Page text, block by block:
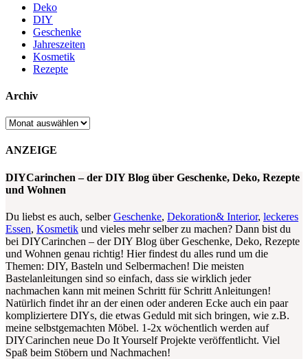
Deko
DIY
Geschenke
Jahreszeiten
Kosmetik
Rezepte
Archiv
Archiv
ANZEIGE
DIYCarinchen – der DIY Blog über Geschenke, Deko, Rezepte
und Wohnen
Du liebst es auch, selberGeschenke, Dekoration& Interior, leckeres
Essen, Kosmetik und vieles mehr selber zu machen? Dann bist du
bei DIYCarinchen – der DIY Blog über Geschenke, Deko, Rezepte
und Wohnen genau richtig! Hier findest du alles rund um die
Themen: DIY, Basteln und Selbermachen! Die meisten
Bastelanleitungen sind so einfach, dass sie wirklich jeder
nachmachen kann mit meinen Schritt für Schritt Anleitungen!
Natürlich findet ihr an der einen oder anderen Ecke auch ein paar
kompliziertere DIYs, die etwas Geduld mit sich bringen, wie z.B.
meine selbstgemachten Möbel. 1-2x wöchentlich werden auf
DIYCarinchen neue Do It Yourself Projekte veröffentlicht. Viel
Spaß beim Stöbern und Nachmachen!